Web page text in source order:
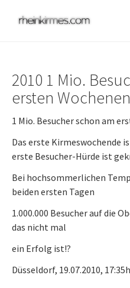
2010 1 Mio.
ersten
1 Mio. Besucher schon am
Das erste Kirmeswochende
erste Besucher-Hürde ist
Bei hochsommerlichen
beiden ersten Tagen
1.000.000 Besucher auf die
das nicht mal
ein Erfolg ist!?
Düsseldorf, 19.07.2010, 17:35h